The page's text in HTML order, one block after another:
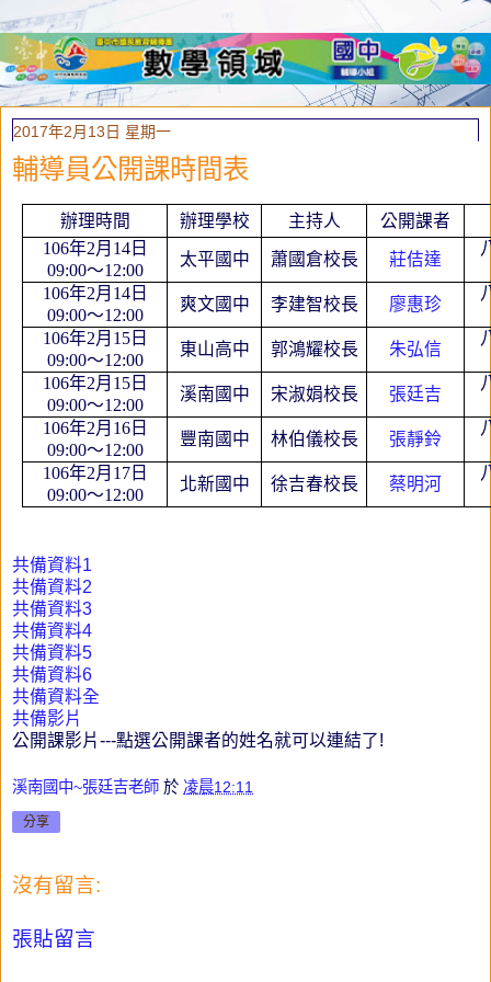
2017年2月13日 星期一
輔導員公開課時間表
辦理時間 辦理學校 主持人 公開課者
106年2月 14日
09:00～12:00
太平國中 蕭國倉校長 莊佶達
106年2月 14日
09:00～12:00
爽文國中 李建智校長 廖惠珍
106年2月 15日
09:00～12:00
東山高中 郭鴻耀校長 朱弘信
106年2月 15日
09:00～12:00
溪南國中 宋淑娟校長 張廷吉
106年2月 16日
09:00～12:00
豐南國中 林伯儀校長 張靜鈴
106年2月 17日
09:00～12:00
北新國中 徐吉春校長 蔡明河
共備資料1
共備資料2
共備資料3
共備資料4
共備資料5
共備資料6
共備資料全
共備影片
公開課影片---點選公開課者的姓名就可以連結了!
溪南國中~張廷吉老師 於 凌晨12:11
分享
沒有留言:
張貼留言